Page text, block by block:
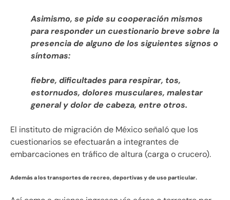
Asimismo, se pide su cooperación mismos
para responder un cuestionario breve sobre la
presencia de alguno de los siguientes signos o
síntomas:
fiebre, dificultades para respirar, tos,
estornudos, dolores musculares, malestar
general y dolor de cabeza, entre otros.
El instituto de migración de México señaló que los
cuestionarios se efectuarán a integrantes de
embarcaciones en tráfico de altura (carga o crucero).
Además a los transportes de recreo, deportivas y de uso particular.